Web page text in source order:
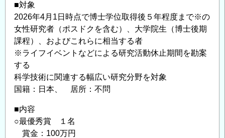
表
彰」
募
集
の
お
知
せ
の
■対象
2026年4月1日時点で博士学位取得後５年程度まで※の
女性研究者（ポスドクを含む）、大学院生（博士後期
課程）、およびこれらに相当する者
※ライフイベントなどによる研究活動休止期間を勘案
する
科学技術に関連する幅広い研究分野を対象
国籍：日本、 居所：不問
■内容
○最優秀賞 １名
賞金：100万円